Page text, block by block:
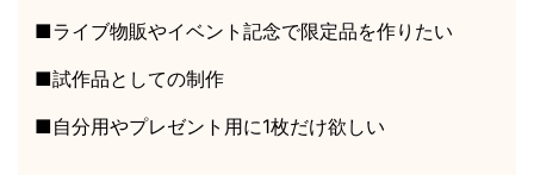
■ライブ物販やイベント記念で限定品を作りたい
■試作品としての制作
■自分用やプレゼント用に1枚だけ欲しい